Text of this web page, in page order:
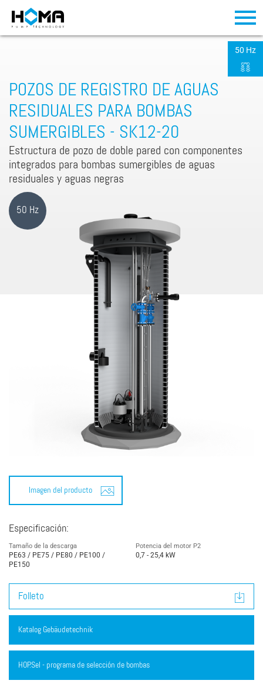
POZOS DE REGISTRO DE AGUAS
RESIDUALES PARA BOMBAS
SUMERGIBLES - SK12-20
Estructura de pozo de doble pared con componentes
integrados para bombas sumergibles de aguas
residuales y aguas negras
50 Hz
Imagen del producto
Especificación:
Tamaño de la descarga
PE63 / PE75 / PE80 / PE100 /
PE150
Potencia del motor P2
0,7 - 25,4 kW
Folleto
Katalog Gebäudetechnik
HOP.Sel - programa de selección de bombas
50 Hz